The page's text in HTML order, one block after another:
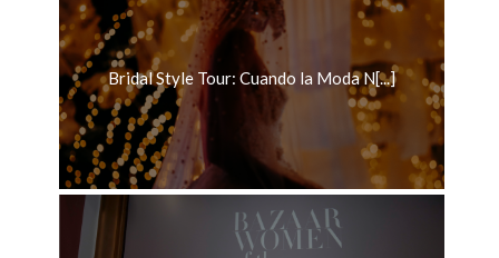
Bridal Style Tour: Cuando la Moda N[...]